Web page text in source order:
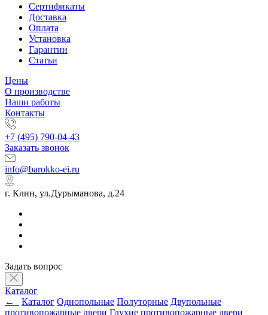
Сертификаты
Доставка
Оплата
Установка
Гарантии
Статьи
Цены
О производстве
Наши работы
Контакты
+7 (495) 790-04-43
Заказать звонок
info@barokko-ei.ru
г. Клин, ул.Дурыманова, д.24
Задать вопрос
Каталог
←
Каталог Однопольные Полуторные Двупольные
противопожарные двери Глухие противопожарные двери